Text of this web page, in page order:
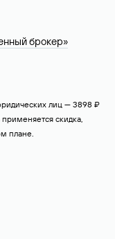
брокер»
лиц — 3898 ₽
скидка,
плане.